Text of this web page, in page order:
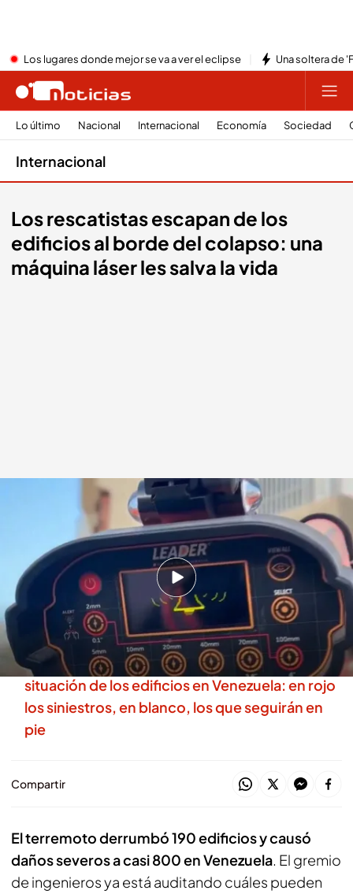
Los lugares donde mejor se va a ver el eclipse Una soltera de
Lo último Nacional Internacional Economía Sociedad
Internacional
Los rescatistas escapan de los
edificios al borde del colapso: una
máquina láser les salva la vida
Los rescatistas escapan de los edificios al borde del colapso: una máquina
láser les salva la vida
Cuatro
Redacción digital Noticias Cuatro
03 JUL 2026 - 15:28h.
El terremoto derrumbó 190 edificios y causó
daños severos a casi 800 en Venezuela
La NASA envía imágenes por satélite de la
situación de los edificios en Venezuela: en rojo
los siniestros, en blanco, los que seguirán en
pie
Compartir
El terremoto derrumbó 190 edificios y causó
daños severos a casi 800 en Venezuela. El gremio
de ingenieros ya está auditando cuáles pueden